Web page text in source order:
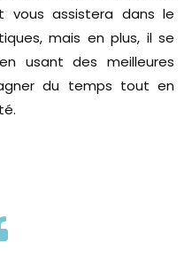
vous assistera dans le
mais en plus, il se
usant des meilleures
du temps tout en